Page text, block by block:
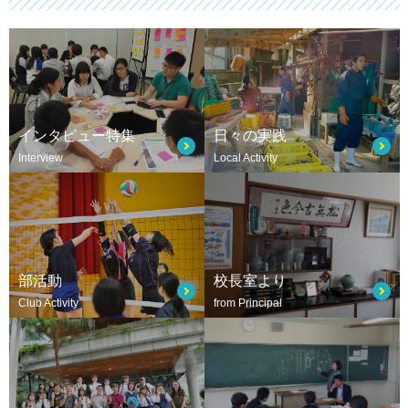
インタビュー特集
Interview
日々の実践
Local Activity
部活動
Club Activity
校長室より
from Principal